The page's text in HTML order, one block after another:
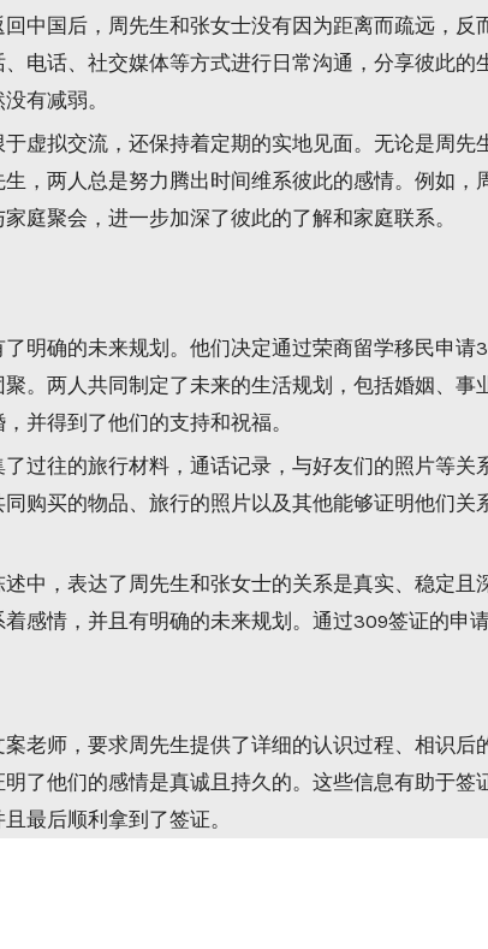
中国后，周先生和张女士没有因为距离而疏远，反
电话、社交媒体等方式进行日常沟通，分享彼此的
有减弱。
虚拟交流，还保持着定期的实地见面。无论是周先
，两人总是努力腾出时间维系彼此的感情。例如，
庭聚会，进一步加深了彼此的了解和家庭联系。
明确的未来规划。他们决定通过荣商留学移民申请
。两人共同制定了未来的生活规划，包括婚姻、事
并得到了他们的支持和祝福。
过往的旅行材料，通话记录，与好友们的照片等关
购买的物品、旅行的照片以及其他能够证明他们关
中，表达了周先生和张女士的关系是真实、稳定且
感情，并且有明确的未来规划。通过309签证的申
老师，要求周先生提供了详细的认识过程、相识后
了他们的感情是真诚且持久的。这些信息有助于签
最后顺利拿到了签证。